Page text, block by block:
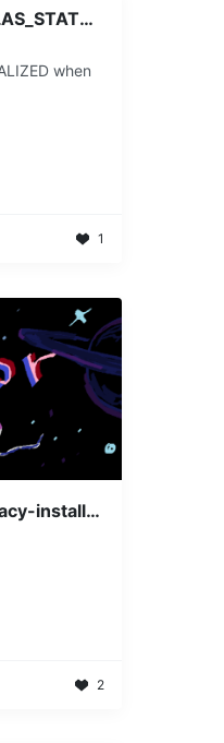
[오류] CUDA error: CUBLAS_STATUS_NOT_INITIALIZED when calling `cublasCreate(handle)`
when
1
[ TIL 06/08 ] gensim legacy-install-failure 해결방법
2